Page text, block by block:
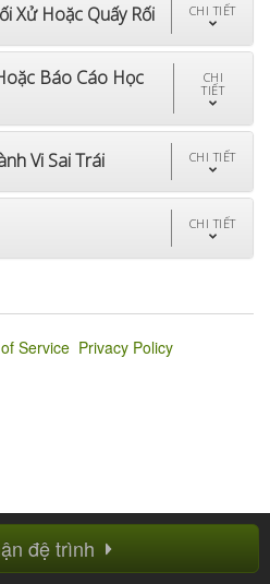
Xử Hoặc Quấy Rối CHI TIẾT
Báo Cáo Học
CHI
TIẾT
Vi Sai Trái CHI TIẾT
CHI TIẾT
đệ trình
Service Privacy Policy